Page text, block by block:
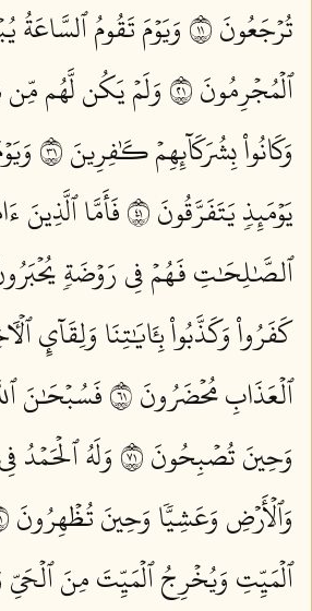
تُرۡجَعُونَ ١١
وَيَوۡمَ تَقُومُ
ٱلۡمُجۡرِمُونَ ١٢
وَلَمۡ يَكُن لَّهُم
وَكَانُواْ بِشُرَكَآئِهِمۡ كَٰفِرِينَ ١٣
يَوۡمَئِذٖ يَتَفَرَّقُونَ ١٤
فَأَمَّا ٱلَّذِينَ
ٱلصَّٰلِحَٰتِ فَهُمۡ فِي رَوۡضَةٖ يُحۡبَرُونَ
كَفَرُواْ وَكَذَّبُواْ بِـَٔايَٰتِنَا وَلِقَآيِٕ
ٱلۡعَذَابِ مُحۡضَرُونَ ١٦
فَسُبۡحَٰنَ
وَحِينَ تُصۡبِحُونَ ١٧
وَلَهُ ٱلۡحَمۡدُ
وَٱلۡأَرۡضِ وَعَشِيّٗا وَحِينَ تُظۡهِرُونَ ١٨
ٱلۡمَيِّتِ وَيُخۡرِجُ ٱلۡمَيِّتَ مِنَ